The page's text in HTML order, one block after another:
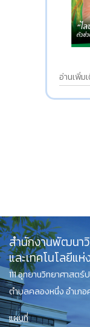
อ่านเพิ่ม
สำนักงานพัฒนา
และเทคโนโลยีแ
111 อุทยานวิทยาศาสต
ตำบลคลองหนึ่ง อำเภ
แผนที่